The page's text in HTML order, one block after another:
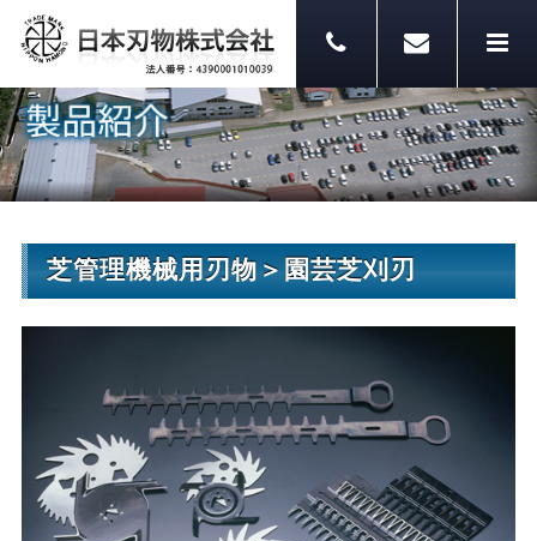
芝管理機械用刃物＞園芸芝刈刃